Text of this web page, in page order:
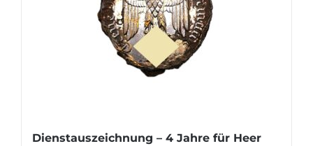
Dienstauszeichnung – 4 Jahre für Heer